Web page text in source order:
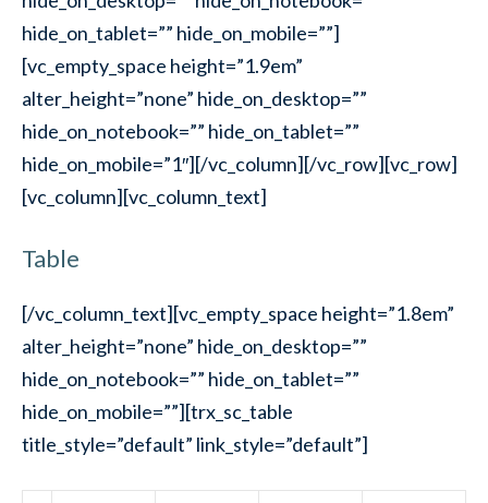
hide_on_tablet=”” hide_on_mobile=””]
[vc_empty_space height=”1.9em”
alter_height=”none” hide_on_desktop=””
hide_on_notebook=”” hide_on_tablet=””
hide_on_mobile=”1″][/vc_column][/vc_row][vc_row]
[vc_column][vc_column_text]
Table
[/vc_column_text][vc_empty_space height=”1.8em”
alter_height=”none” hide_on_desktop=””
hide_on_notebook=”” hide_on_tablet=””
hide_on_mobile=””][trx_sc_table
title_style=”default” link_style=”default”]